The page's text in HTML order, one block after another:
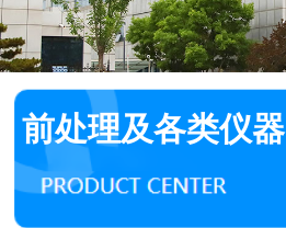
前处理及各类仪器